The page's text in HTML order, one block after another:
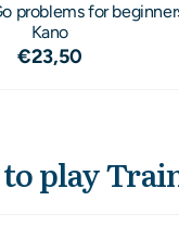
problems for
Kano
Prijs: 23,50
€23,50
play